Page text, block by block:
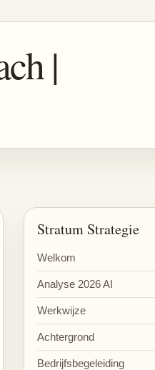
|
Stratum Strategie
Welkom
Analyse 2026 AI
Werkwijze
Achtergrond
Bedrijfsbegeleiding